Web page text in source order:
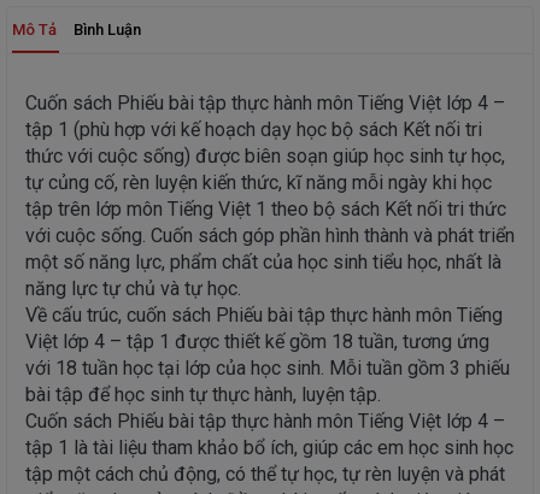
Mô Tả Bình Luận
Cuốn sách Phiếu bài tập thực hành môn Tiếng Việt lớp 4 –
tập 1 (phù hợp với kế hoạch dạy học bộ sách Kết nối tri
thức với cuộc sống) được biên soạn giúp học sinh tự học,
tự củng cố, rèn luyện kiến thức, kĩ năng mỗi ngày khi học
tập trên lớp môn Tiếng Việt 1 theo bộ sách Kết nối tri thức
với cuộc sống. Cuốn sách góp phần hình thành và phát triển
một số năng lực, phẩm chất của học sinh tiểu học, nhất là
năng lực tự chủ và tự học.
Về cấu trúc, cuốn sách Phiếu bài tập thực hành môn Tiếng
Việt lớp 4 – tập 1 được thiết kế gồm 18 tuần, tương ứng
với 18 tuần học tại lớp của học sinh. Mỗi tuần gồm 3 phiếu
bài tập để học sinh tự thực hành, luyện tập.
Cuốn sách Phiếu bài tập thực hành môn Tiếng Việt lớp 4 –
tập 1 là tài liệu tham khảo bổ ích, giúp các em học sinh học
tập một cách chủ động, có thể tự học, tự rèn luyện và phát